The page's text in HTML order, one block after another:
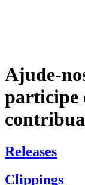
Ajude-
participe
Releases
Clippings